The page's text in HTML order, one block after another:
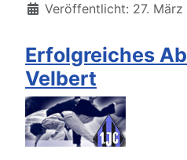
Veröffentlicht: 27.
Erfolgreiches
Velbert